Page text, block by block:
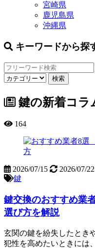
宮崎県
鹿児島県
沖縄県
キーワードから探
鍵の新着コラ
164
2026/07/15
2026/07/22
鍵
鍵交換のおすすめ業
選び方を解説
玄関の鍵を紛失したとき
犯性を高めたいときには